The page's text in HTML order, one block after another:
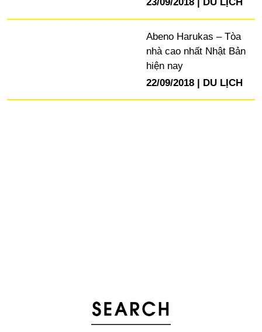
Abeno Harukas – Tòa
nhà cao nhất Nhật Bản
hiện nay
22/09/2018
DU LỊCH